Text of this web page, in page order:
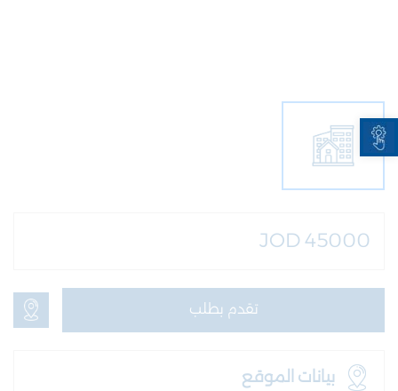
Open toolbar
JOD 45000
تقدم بطلب
بيانات الموقع